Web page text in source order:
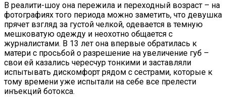
В реалити-шоу она пережила и переходный возраст – на
фотографиях того периода можно заметить, что девушка
прячет взгляд за густой челкой, одевается в темную
мешковатую одежду и неохотно общается с
журналистами. В 13 лет она впервые обратилась к
матери с просьбой о разрешение на увеличение губ –
свои ей казались чересчур тонкими и заставляли
испытывать дискомфорт рядом с сестрами, которые к
тому времени уже испытали на себе все прелести
инъекций ботокса.